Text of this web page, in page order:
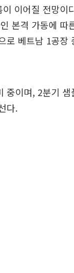
이어질 전망이
본격 가동에 따
로 베트남 1공장
중이며, 2분기
다.